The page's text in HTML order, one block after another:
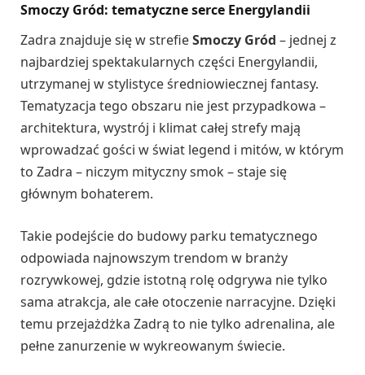
Smoczy Gród: tematyczne serce Energylandii
Zadra znajduje się w strefieSmoczy Gród – jednej z
najbardziej spektakularnych części Energylandii,
utrzymanej w stylistyce średniowiecznej fantasy.
Tematyzacja tego obszaru nie jest przypadkowa –
architektura, wystrój i klimat całej strefy mają
wprowadzać gości w świat legend i mitów, w którym
to Zadra – niczym mityczny smok – staje się
głównym bohaterem.
Takie podejście do budowy parku tematycznego
odpowiada najnowszym trendom w branży
rozrywkowej, gdzie istotną rolę odgrywa nie tylko
sama atrakcja, ale całe otoczenie narracyjne. Dzięki
temu przejażdżka Zadrą to nie tylko adrenalina, ale
pełne zanurzenie w wykreowanym świecie.